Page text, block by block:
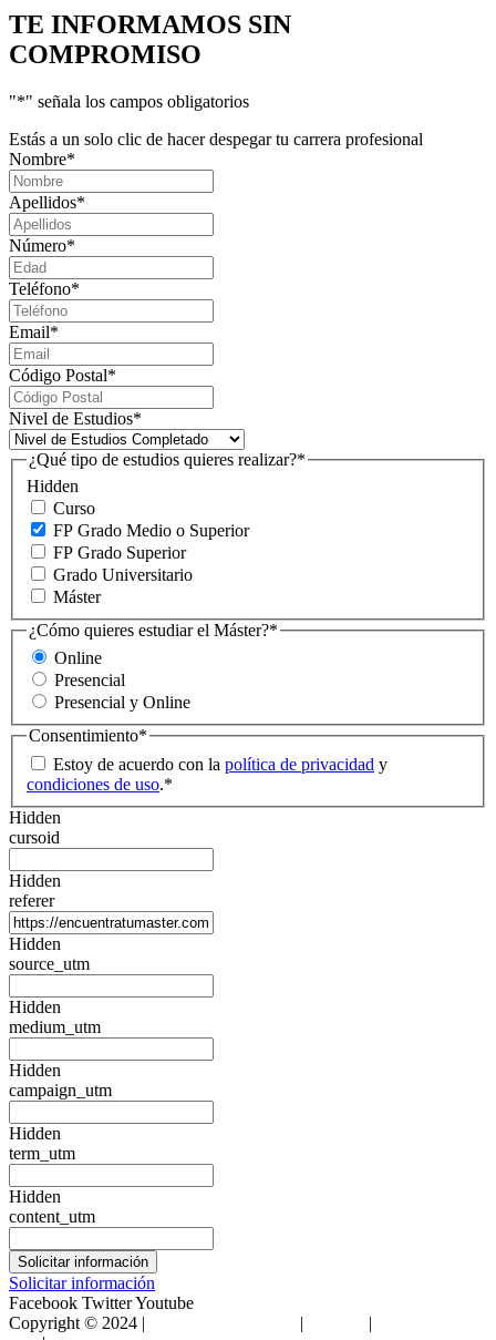
TE INFORMAMOS SIN
COMPROMISO
"*" señala los campos obligatorios
Estás a un solo clic de hacer despegar tu carrera profesional
Nombre*
Apellidos*
Número*
Teléfono*
Email*
Código Postal*
Nivel de Estudios*
Hidden
¿Qué tipo de estudios quieres realizar?*
Curso
FP Grado Medio o Superior
FP Grado Superior
Grado Universitario
Máster
¿Cómo quieres estudiar el Máster?*
Online
Presencial
Presencial y Online
Consentimiento*
Estoy de acuerdo con la política de privacidad y
condiciones de uso.*
Hidden
cursoid
Hidden
referer
Hidden
source_utm
Hidden
medium_utm
Hidden
campaign_utm
Hidden
term_utm
Hidden
content_utm
Solicitar información
Facebook TwitterYoutube
Copyright © 2024 |
| |